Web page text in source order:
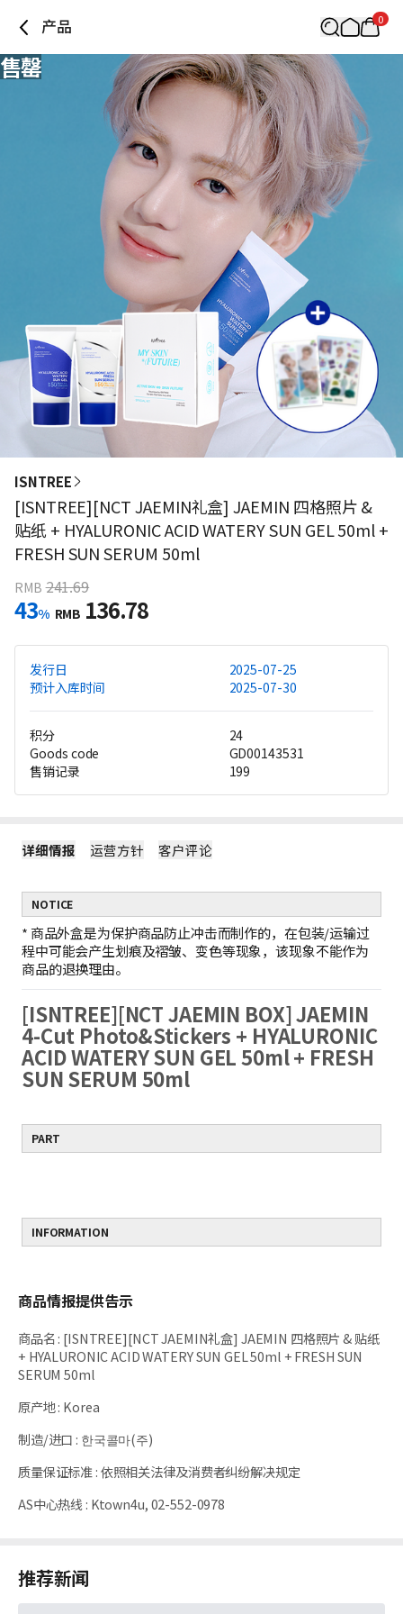
产品 0
售罄
ISNTREE
[ISNTREE][NCT JAEMIN礼盒] JAEMIN 四格照片 &
贴纸 + HYALURONIC ACID WATERY SUN GEL 50ml +
FRESH SUN SERUM 50ml
RMB 241.69
43% RMB 136.78
发行日
2025-07-25
预计入库时间
2025-07-30
积分
24
Goods code
GD00143531
售销记录
199
详细情报 运营方针 客户评论
NOTICE
* 商品外盒是为保护商品防止冲击而制作的，在包装/运输过
程中可能会产生划痕及褶皱、变色等现象，该现象不能作为
商品的退换理由。
[ISNTREE][NCT JAEMIN BOX] JAEMIN
4-Cut Photo&Stickers + HYALURONIC
ACID WATERY SUN GEL 50ml + FRESH
SUN SERUM 50ml
PART
INFORMATION
商品情报提供告示
商品名: [ISNTREE][NCT JAEMIN礼盒] JAEMIN 四格照片 & 贴纸
+ HYALURONIC ACID WATERY SUN GEL 50ml + FRESH SUN
SERUM 50ml
原产地: Korea
制造/进口 : 한국콜마(주)
质量保证标准 :依照相关法律及消费者纠纷解决规定
AS中心热线 : Ktown4u, 02-552-0978
推荐新闻